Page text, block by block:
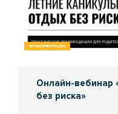
ПРОФОРИЕНТАЦИЯ
Онлайн-вебинар
без риска»